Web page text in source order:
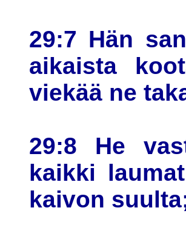
29:7 Hän
aikaista
viekää ne
29:8 He
kaikki
kaivon